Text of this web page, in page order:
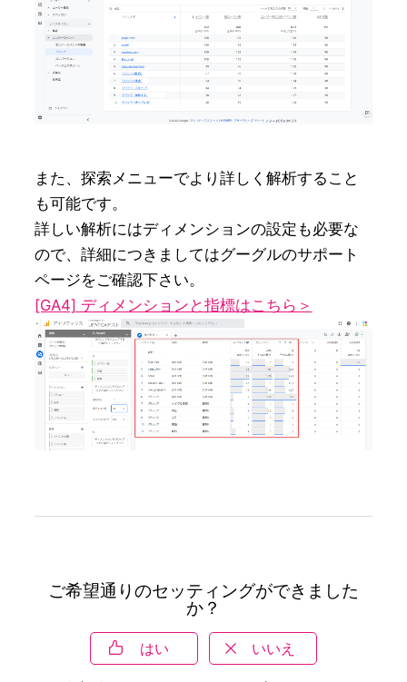
また、探索メニューでより詳しく解析すること
も可能です。
詳しい解析にはディメンションの設定も必要な
ので、詳細につきましてはグーグルのサポート
[GA4] ディメンションと指標はこちら＞
ご希望通りのセッティングができました
か？
はい いいえ